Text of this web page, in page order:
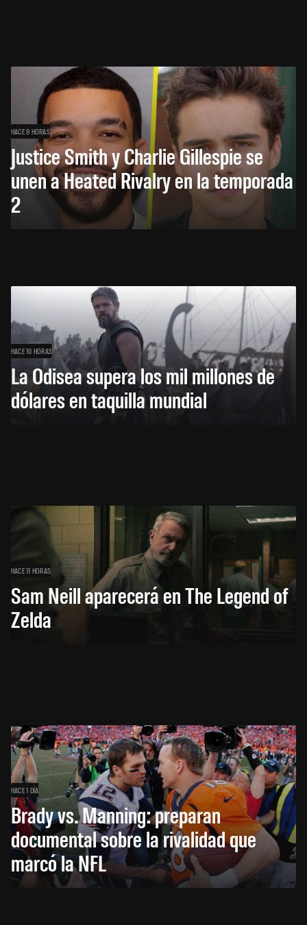
HACE 9 HORAS
Justice Smith y Charlie Gillespie se
unen a Heated Rivalry en la temporada
2
HACE 10 HORAS
La Odisea supera los mil millones de
dólares en taquilla mundial
HACE 11 HORAS
Sam Neill aparecerá en The Legend of
Zelda
HACE 1 DÍA
Brady vs. Manning: preparan
documental sobre la rivalidad que
marcó la NFL